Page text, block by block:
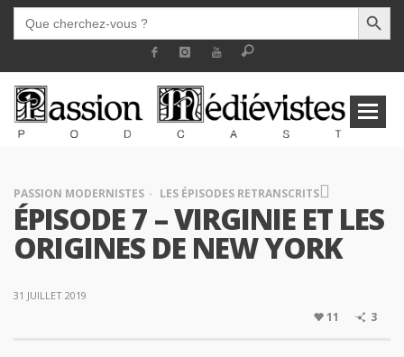
SEARCH
FOR:
SEARCH
PASSION MODERNISTES LES ÉPISODES RETRANSCRITS
ÉPISODE 7 – VIRGINIE ET LES
ORIGINES DE NEW YORK
31 JUILLET 2019
11 3